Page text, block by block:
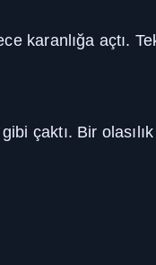
karanlığa açtı.
çaktı. Bir